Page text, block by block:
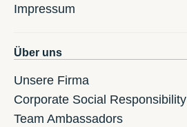
Impressum
Über uns
Unsere Firma
Corporate Social Responsibility
Team Ambassadors